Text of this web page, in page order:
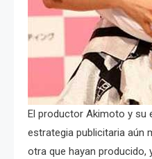
El productor Akimoto y su
estrategia publicitaria aún
otra que hayan producido,